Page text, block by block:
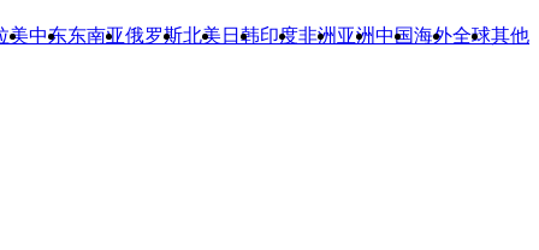
美中东东南亚俄罗斯北美 日韩印度非洲 亚洲中国海外全球其他